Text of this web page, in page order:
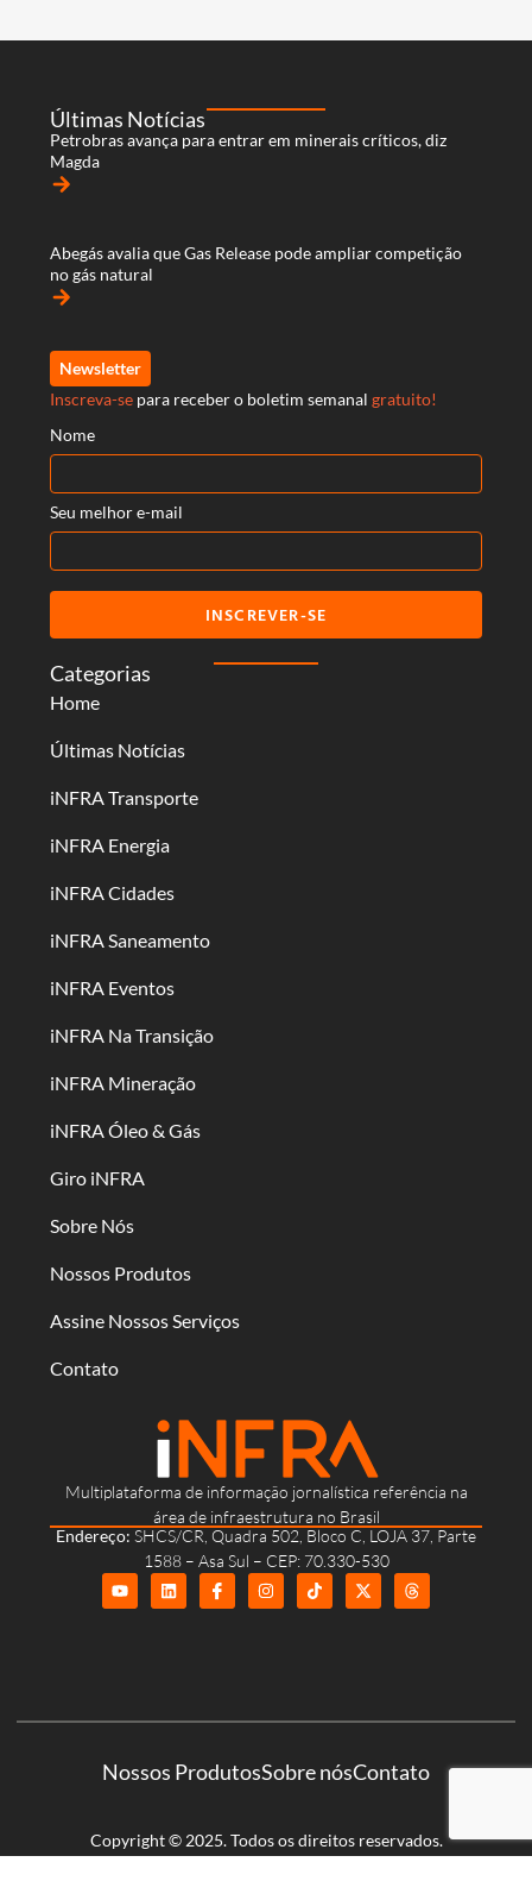
Multiplataforma de informação jornalística referência na
área de infraestrutura no Brasil
Endereço: SHCS/CR, Quadra 502, Bloco C, LOJA 37, Parte
1588 – Asa Sul – CEP: 70.330-530
Categorias
Home
Últimas Notícias
iNFRA Transporte
iNFRA Energia
iNFRA Cidades
iNFRA Saneamento
iNFRA Eventos
iNFRA Na Transição
iNFRA Mineração
iNFRA Óleo & Gás
Giro iNFRA
Sobre Nós
Nossos Produtos
Assine Nossos Serviços
Contato
Últimas Notícias
Petrobras avança para entrar em minerais críticos, diz
Magda
arrow_forward
Abegás avalia que Gas Release pode ampliar competição
no gás natural
arrow_forward
Newsletter
Inscreva-se para receber o boletim semanal gratuito!
Nome
Seu melhor e-mail
INSCREVER-SE
Nossos ProdutosSobre nósContato
Copyright © 2025. Todos os direitos reservados.